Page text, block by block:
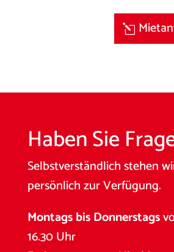
Haben Sie
Selbstverständlich stehen
persönlich zur Verfügung.
Montags bis Donnerstags
16.30 Uhr